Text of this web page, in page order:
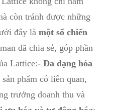
còn tránh được những
đây ​là một ‍số⁤ chiến‌
đã‍ chia ‍sẻ, góp phần
Lattice:-⁣ Đa dạng hóa
phẩm có liên quan,
trưởng doanh thu và